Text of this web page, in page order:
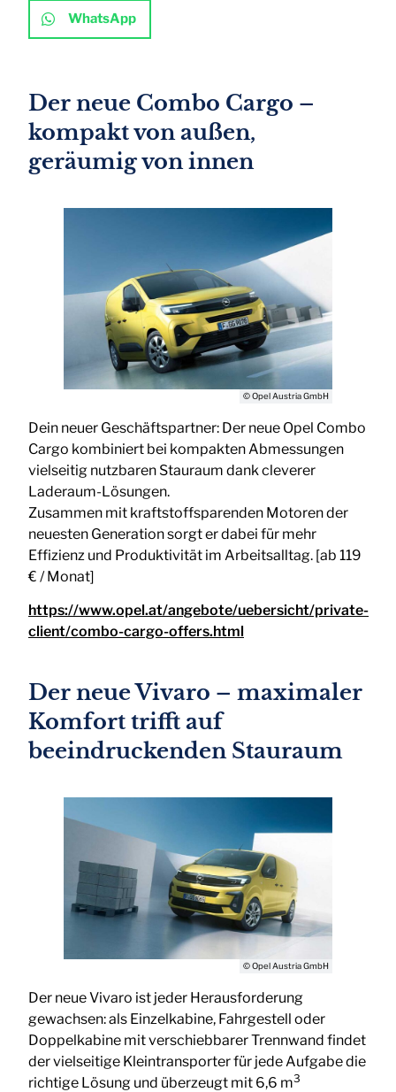
WhatsApp
Der neue Combo Cargo –
kompakt von außen,
geräumig von innen
© Opel Austria GmbH
Dein neuer Geschäftspartner: Der neue Opel Combo
Cargo kombiniert bei kompakten Abmessungen
vielseitig nutzbaren Stauraum dank cleverer
Laderaum-Lösungen.
Zusammen mit kraftstoffsparenden Motoren der
neuesten Generation sorgt er dabei für mehr
Effizienz und Produktivität im Arbeitsalltag. [ab 119
€ / Monat]
https://www.opel.at/angebote/uebersicht/private-
client/combo-cargo-offers.html
Der neue Vivaro – maximaler
Komfort trifft auf
beeindruckenden Stauraum
© Opel Austria GmbH
Der neue Vivaro ist jeder Herausforderung
gewachsen: als Einzelkabine, Fahrgestell oder
Doppelkabine mit verschiebbarer Trennwand findet
der vielseitige Kleintransporter für jede Aufgabe die
richtige Lösung und überzeugt mit 6,6 m3